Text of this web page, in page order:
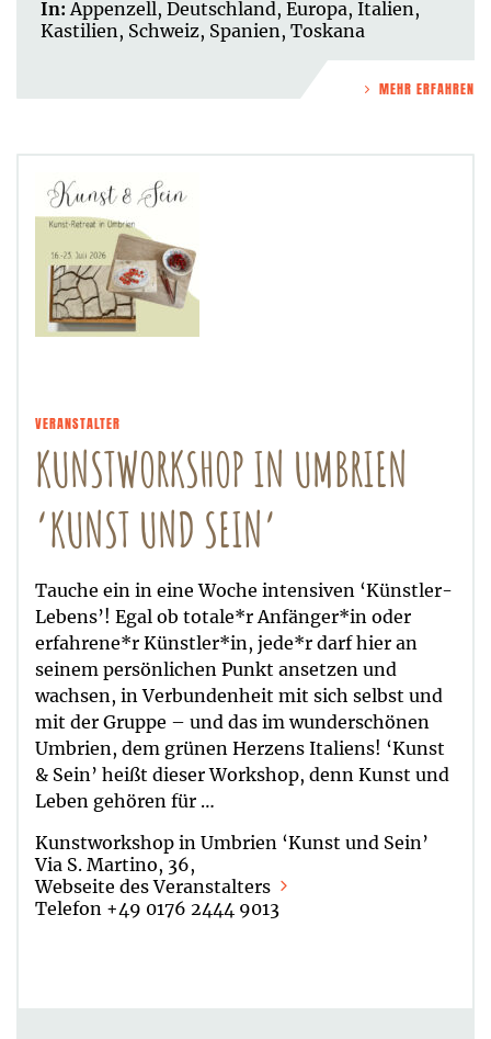
In: Appenzell, Deutschland, Europa, Italien,
Kastilien, Schweiz, Spanien, Toskana
MEHR ERFAHREN
VERANSTALTER
KUNSTWORKSHOP IN UMBRIEN
‘KUNST UND SEIN’
Tauche ein in eine Woche intensiven ‘Künstler-
Lebens’! Egal ob totale*r Anfänger*in oder
erfahrene*r Künstler*in, jede*r darf hier an
seinem persönlichen Punkt ansetzen und
wachsen, in Verbundenheit mit sich selbst und
mit der Gruppe – und das im wunderschönen
Umbrien, dem grünen Herzens Italiens! ‘Kunst
& Sein’ heißt dieser Workshop, denn Kunst und
Leben gehören für …
Kunstworkshop in Umbrien ‘Kunst und Sein’
Via S. Martino, 36,
Webseite des Veranstalters
Telefon +49 0176 2444 9013